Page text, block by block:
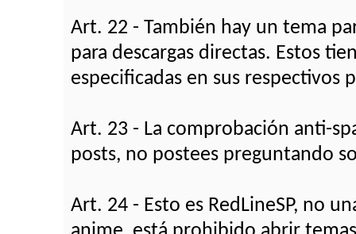
Art. 22 - También hay un tema
para descargas directas. Estos
especificadas en sus respectivos
Art. 23 - La comprobación anti-
posts, no postees preguntando
Art. 24 - Esto es RedLineSP, no